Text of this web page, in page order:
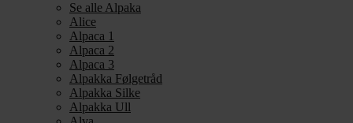
Se alle Alpaka
Alice
Alpaca 1
Alpaca 2
Alpaca 3
Alpakka Følgetråd
Alpakka Silke
Alpakka Ull